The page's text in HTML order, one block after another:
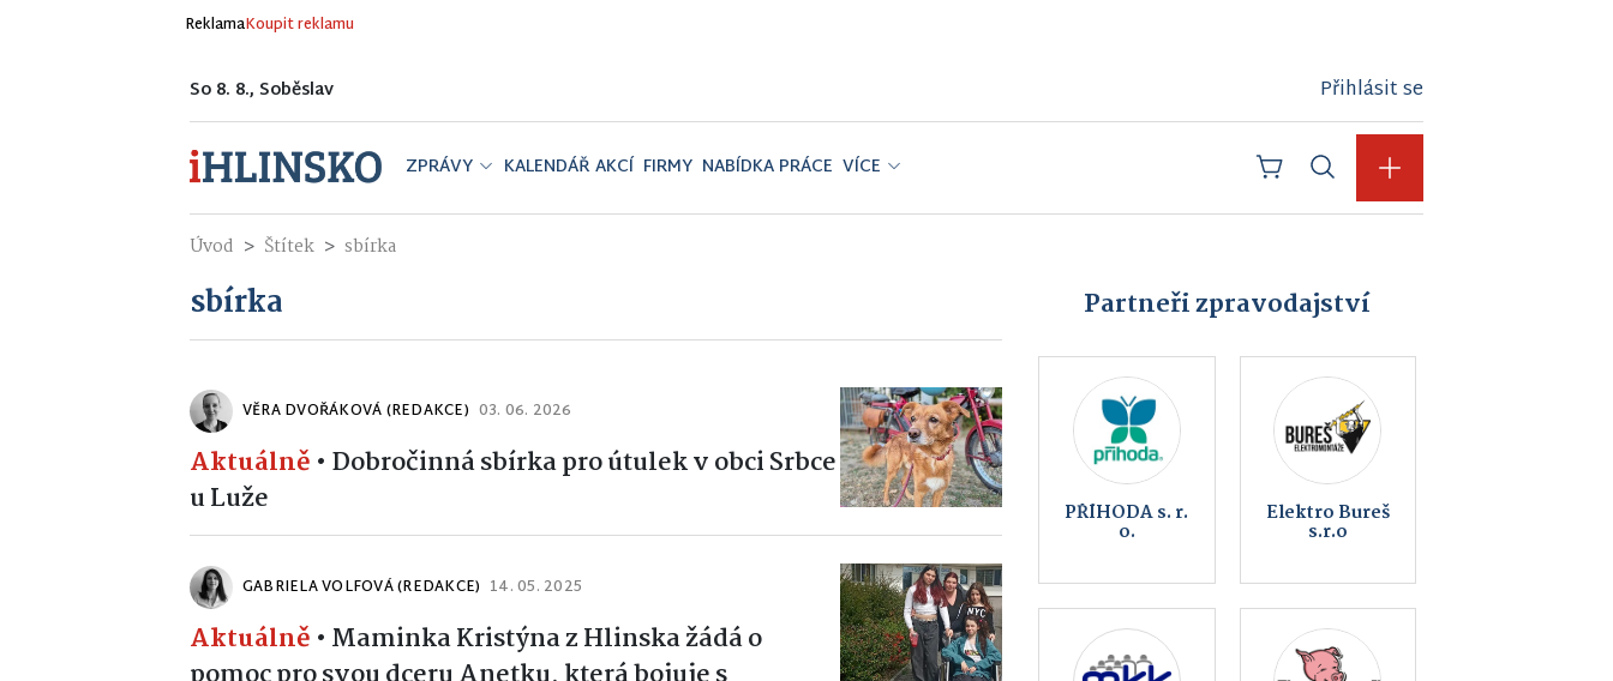
ReklamaKoupit reklamu
So 8. 8., Soběslav Přihlásit se
ZPRÁVY KALENDÁŘ AKCÍ FIRMY NABÍDKA PRÁCE VÍCE
Úvod Štítek sbírka
sbírka
VĚRA DVOŘÁKOVÁ (REDAKCE) 03. 06. 2026
Aktuálně • Dobročinná sbírka pro útulek v obci Srbce
u Luže
GABRIELA VOLFOVÁ (REDAKCE) 14. 05. 2025
Aktuálně • Maminka Kristýna z Hlinska žádá o
Partneři zpravodajství
Bowling Bar
Blatno
Cakl Elektro